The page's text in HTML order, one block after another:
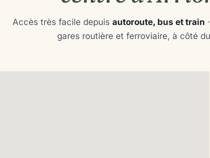
Accès très facile depuis autoroute, bus et train
gares routière et ferroviaire, à côté